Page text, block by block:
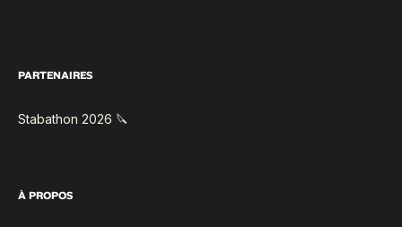
PARTENAIRES
Stabathon 2026 🔪
À PROPOS